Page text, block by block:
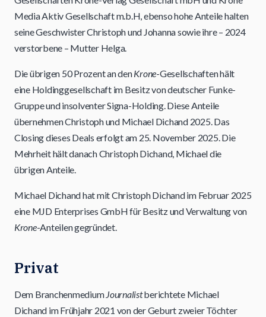
Media Aktiv Gesellschaft m.b.H, ebenso hohe Anteile halten
seine Geschwister Christoph und Johanna sowie ihre – 2024
verstorbene – Mutter Helga.
Die übrigen 50 Prozent an denKrone-Gesellschaften hält
eine Holdinggesellschaft im Besitz von deutscher Funke-
Gruppe und insolventer Signa-Holding. Diese Anteile
übernehmen Christoph und Michael Dichand 2025. Das
Closing dieses Deals erfolgt am 25. November 2025. Die
Mehrheit hält danach Christoph Dichand, Michael die
übrigen Anteile.
Michael Dichand hat mit Christoph Dichand im Februar 2025
eine MJD Enterprises GmbH für Besitz und Verwaltung von
Krone-Anteilen gegründet.
Privat
Dem Branchenmedium Journalistberichtete Michael
Dichand im Frühjahr 2021 von der Geburt zweier Töchter